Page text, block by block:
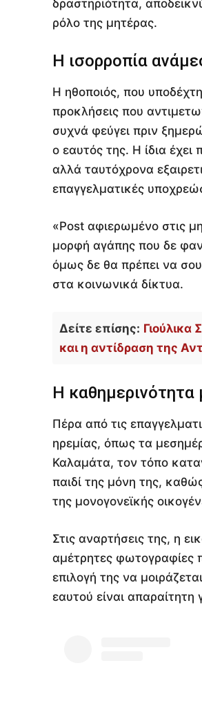
δραστηριότητα,
ρόλο της μητέρας.
Η ισορροπία
Η ηθοποιός, που
προκλήσεις που
συχνά φεύγει πριν
ο εαυτός της. Η ίδια
αλλά ταυτόχρονα
επαγγελματικές
«Post αφιερωμένο στις
μορφή αγάπης που δε
όμως δε θα πρέπει να σου
στα κοινωνικά δίκτυα.
Δείτε επίσης:
και η αντίδραση της
Η
Πέρα από τις
ηρεμίας, όπως τα
Καλαμάτα, τον τόπο
παιδί της μόνη της,
της μονογονεϊκής
Στις αναρτήσεις της, η
αμέτρητες φωτογραφίες
επιλογή της να
εαυτού είναι απαραίτητη